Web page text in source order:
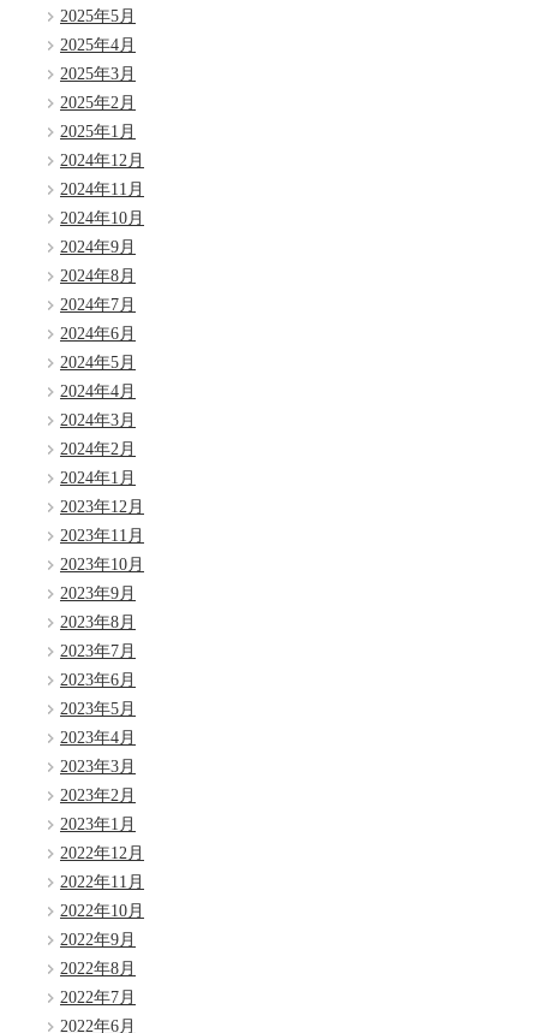
2025年5月
2025年4月
2025年3月
2025年2月
2025年1月
2024年12月
2024年11月
2024年10月
2024年9月
2024年8月
2024年7月
2024年6月
2024年5月
2024年4月
2024年3月
2024年2月
2024年1月
2023年12月
2023年11月
2023年10月
2023年9月
2023年8月
2023年7月
2023年6月
2023年5月
2023年4月
2023年3月
2023年2月
2023年1月
2022年12月
2022年11月
2022年10月
2022年9月
2022年8月
2022年7月
2022年6月